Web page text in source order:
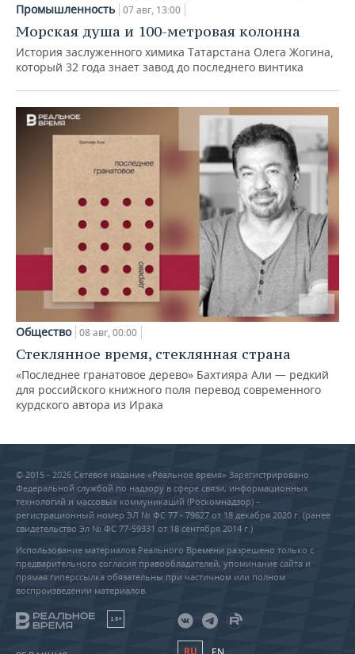
Промышленность 07 авг, 13:00
Морская душа и 100-метровая колонна
История заслуженного химика Татарстана Олега Жогина,
который 32 года знает завод до последнего винтика
Общество 08 авг, 00:00
Стеклянное время, стеклянная страна
«Последнее гранатовое дерево» Бахтияра Али — редкий
для российского книжного поля перевод современного
курдского автора из Ирака
© 2015 - 2026 Сетевое издание «Реальное время» Зарегистрировано
Федеральной службой по надзору в сфере связи, информационных
технологий и массовых коммуникаций (Роскомнадзор) –
регистрационный номер ЭЛ № ФС 77 - 79627 от 18 декабря 2020 г. (ранее
свидетельство Эл № ФС 77-59331 от 18 сентября 2014 г.)
Использование материалов Реального Времени разрешено только с
предварительного согласия правообладателей, упоминание сайта и
прямая гиперссылка обязательны при частичном или полном
воспроизведении материалов.
18+
RU